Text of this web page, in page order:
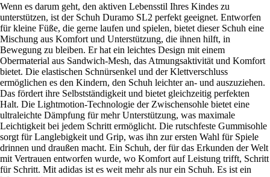
Wenn es darum geht, den aktiven Lebensstil Ihres Kindes zu
unterstützen, ist der Schuh Duramo SL2 perfekt geeignet. Entworfen
für kleine Füße, die gerne laufen und spielen, bietet dieser Schuh eine
Mischung aus Komfort und Unterstützung, die ihnen hilft, in
Bewegung zu bleiben. Er hat ein leichtes Design mit einem
Obermaterial aus Sandwich-Mesh, das Atmungsaktivität und Komfort
bietet. Die elastischen Schnürsenkel und der Klettverschluss
ermöglichen es den Kindern, den Schuh leichter an- und auszuziehen.
Das fördert ihre Selbstständigkeit und bietet gleichzeitig perfekten
Halt. Die Lightmotion-Technologie der Zwischensohle bietet eine
ultraleichte Dämpfung für mehr Unterstützung, was maximale
Leichtigkeit bei jedem Schritt ermöglicht. Die rutschfeste Gummisohle
sorgt für Langlebigkeit und Grip, was ihn zur ersten Wahl für Spiele
drinnen und draußen macht. Ein Schuh, der für das Erkunden der Welt
mit Vertrauen entworfen wurde, wo Komfort auf Leistung trifft, Schritt
für Schritt. Mit adidas ist es weit mehr als nur ein Schuh. Es ist ein